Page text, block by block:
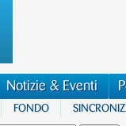
Notizie & Eventi
FONDO